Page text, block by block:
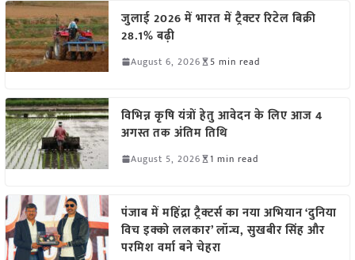
जुलाई 2026 में भारत में ट्रैक्टर रिटेल बिक्री
28.1% बढ़ी
August 6, 2026 5 min read
विभिन्न कृषि यंत्रों हेतु आवेदन के लिए आज 4
अगस्त तक अंतिम तिथि
August 5, 2026 1 min read
पंजाब में महिंद्रा ट्रैक्टर्स का नया अभियान ‘दुनिया
विच इक्को ललकार’ लॉन्च, सुखबीर सिंह और
परमिश वर्मा बने चेहरा